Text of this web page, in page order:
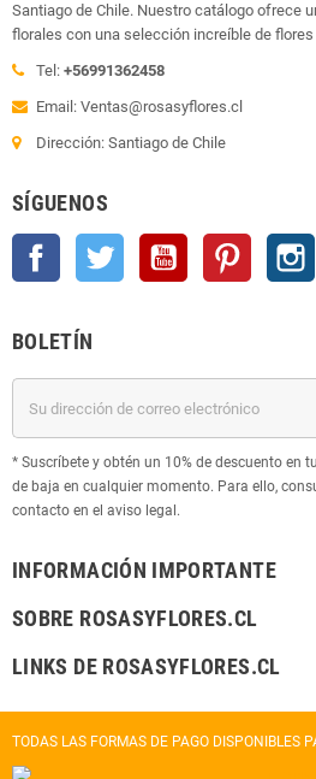
Santiago de Chile. Nuestro catálogo ofrece
florales con una selección increíble de
Tel: +56991362458
Email: Ventas@rosasyflores.cl
Dirección: Santiago de Chile
SÍGUENOS
Facebook Twitter YouTube Pinterest
BOLETÍN
* Suscríbete y obtén un 10% de descuento en
de baja en cualquier momento. Para ello,
contacto en el aviso legal.
INFORMACIÓN IMPORTANTE
SOBRE ROSASYFLORES.CL
LINKS DE ROSASYFLORES.CL
TODAS LAS FORMAS DE PAGO DISPONIBLES